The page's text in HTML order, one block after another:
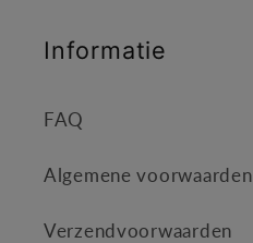
Informatie
FAQ
Algemene voorwaarden
Verzendvoorwaarden